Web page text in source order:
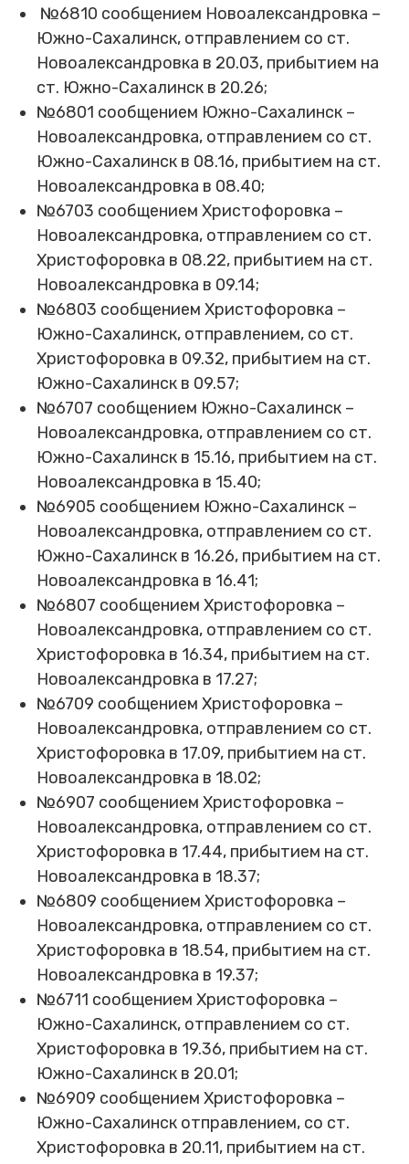
№6810 сообщением Новоалександровка –
Южно-Сахалинск, отправлением со ст.
Новоалександровка в 20.03, прибытием на
ст. Южно-Сахалинск в 20.26;
№6801 сообщением Южно-Сахалинск –
Новоалександровка, отправлением со ст.
Южно-Сахалинск в 08.16, прибытием на ст.
Новоалександровка в 08.40;
№6703 сообщением Христофоровка –
Новоалександровка, отправлением со ст.
Христофоровка в 08.22, прибытием на ст.
Новоалександровка в 09.14;
№6803 сообщением Христофоровка –
Южно-Сахалинск, отправлением, со ст.
Христофоровка в 09.32, прибытием на ст.
Южно-Сахалинск в 09.57;
№6707 сообщением Южно-Сахалинск –
Новоалександровка, отправлением со ст.
Южно-Сахалинск в 15.16, прибытием на ст.
Новоалександровка в 15.40;
№6905 сообщением Южно-Сахалинск –
Новоалександровка, отправлением со ст.
Южно-Сахалинск в 16.26, прибытием на ст.
Новоалександровка в 16.41;
№6807 сообщением Христофоровка –
Новоалександровка, отправлением со ст.
Христофоровка в 16.34, прибытием на ст.
Новоалександровка в 17.27;
№6709 сообщением Христофоровка –
Новоалександровка, отправлением со ст.
Христофоровка в 17.09, прибытием на ст.
Новоалександровка в 18.02;
№6907 сообщением Христофоровка –
Новоалександровка, отправлением со ст.
Христофоровка в 17.44, прибытием на ст.
Новоалександровка в 18.37;
№6809 сообщением Христофоровка –
Новоалександровка, отправлением со ст.
Христофоровка в 18.54, прибытием на ст.
Новоалександровка в 19.37;
№6711 сообщением Христофоровка –
Южно-Сахалинск, отправлением со ст.
Христофоровка в 19.36, прибытием на ст.
Южно-Сахалинск в 20.01;
№6909 сообщением Христофоровка –
Южно-Сахалинск отправлением, со ст.
Христофоровка в 20.11, прибытием на ст.